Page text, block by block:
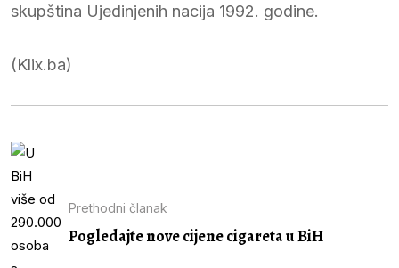
skupština Ujedinjenih nacija 1992. godine.
(Klix.ba)
Prethodni članak
Pogledajte nove cijene cigareta u BiH